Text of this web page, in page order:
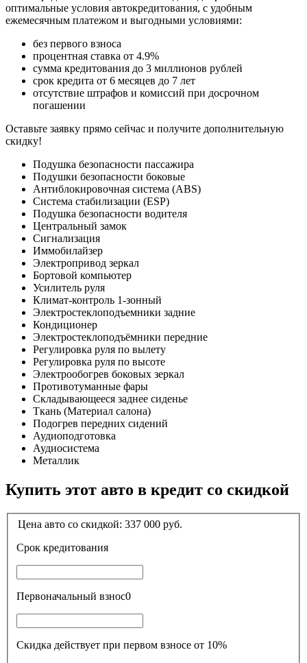
оптимальные условия автокредитования, с удобным
ежемесячным платежом и выгодными условиями:
без первого взноса
процентная ставка от 4.9%
сумма кредитования до 3 миллионов рублей
срок кредита от 6 месяцев до 7 лет
отсутствие штрафов и комиссий при досрочном
погашении
Оставьте заявку прямо сейчас и получите дополнительную
скидку!
Подушка безопасности пассажира
Подушки безопасности боковые
Антиблокировочная система (ABS)
Система стабилизации (ESP)
Подушка безопасности водителя
Центральный замок
Сигнализация
Иммобилайзер
Электропривод зеркал
Бортовой компьютер
Усилитель руля
Климат-контроль 1-зонный
Электростеклоподъемники задние
Кондиционер
Электростеклоподъёмники передние
Регулировка руля по вылету
Регулировка руля по высоте
Электрообогрев боковых зеркал
Противотуманные фары
Складывающееся заднее сиденье
Ткань (Материал салона)
Подогрев передних сидений
Аудиоподготовка
Аудиосистема
Металлик
Купить этот авто в кредит со скидкой
Цена авто со скидкой: 337 000 руб.
Срок кредитования
Первоначальный взнос0
Скидка действует при первом взносе от 10%